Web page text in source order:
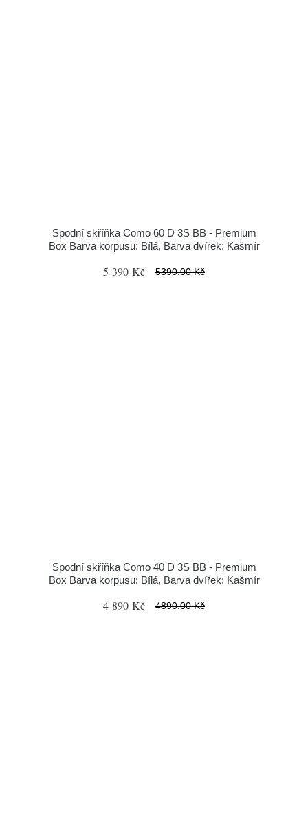
Spodní skříňka Como 60 D 3S BB - Premium
Box Barva korpusu: Bílá, Barva dvířek: Kašmír
5 390 Kč 5390.00 Kč
Spodní skříňka Como 40 D 3S BB - Premium
Box Barva korpusu: Bílá, Barva dvířek: Kašmír
4 890 Kč 4890.00 Kč